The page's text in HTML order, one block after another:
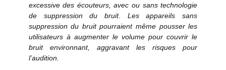
excessive des écouteurs, avec ou sans technologie
de suppression du bruit. Les appareils sans
suppression du bruit pourraient même pousser les
utilisateurs à augmenter le volume pour couvrir le
bruit environnant, aggravant les risques pour
l’audition.